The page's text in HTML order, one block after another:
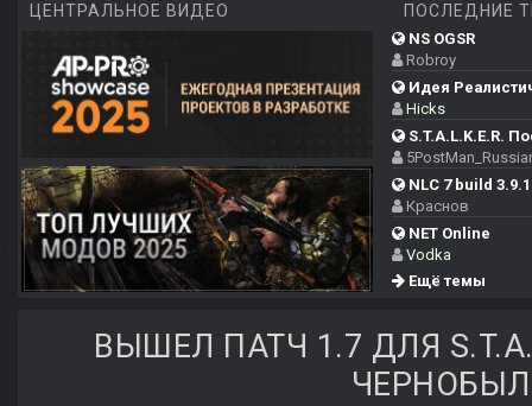
ЦЕНТРАЛЬНОЕ ВИДЕО ПОСЛЕДНИЕ
NS OGSR
Robroy
Идея
Hicks
S.T.A.L.K.E.R.
NLC 7 build 3.9.1
Краснов
NET Online
Vodka
Ещё темы
ВЫШЕЛ ПАТЧ 1.7 ДЛЯ